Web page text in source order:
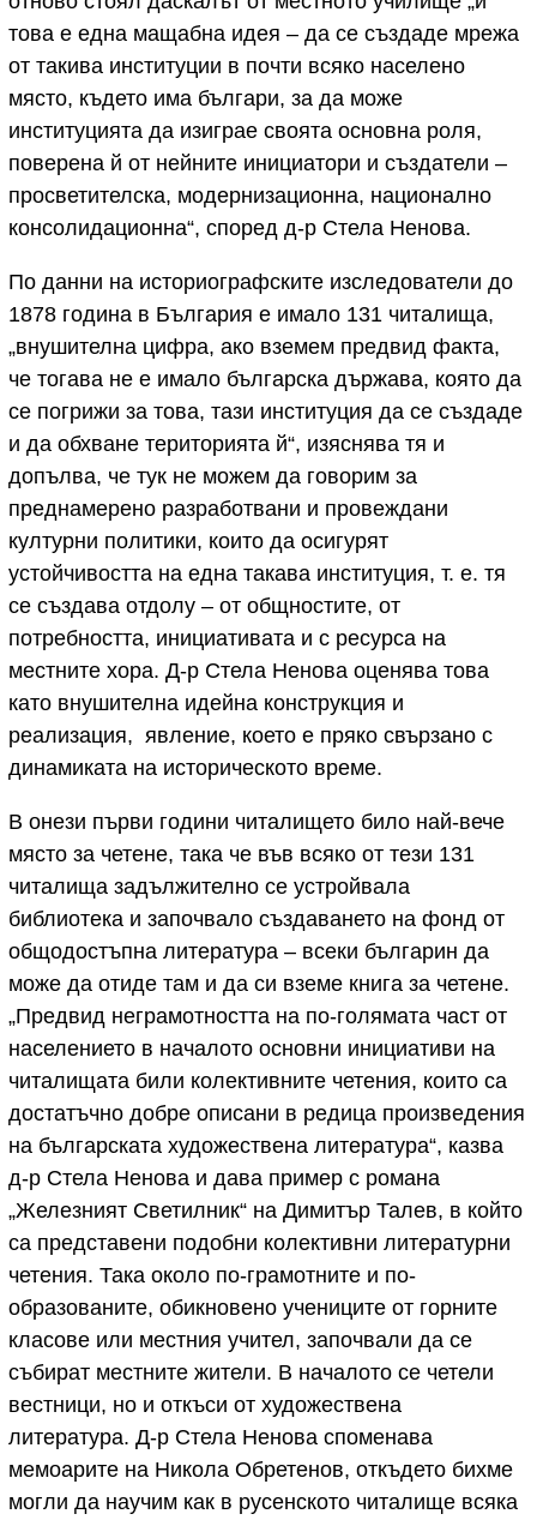
това е една мащабна идея – да се създаде мрежа
от такива институции в почти всяко населено
място, където има българи, за да може
институцията да изиграе своята основна роля,
поверена й от нейните инициатори и създатели –
просветителска, модернизационна, национално
консолидационна“, според д-р Стела Ненова.
По данни на историографските изследователи до
1878 година в България е имало 131 читалища,
„внушителна цифра, ако вземем предвид факта,
че тогава не е имало българска държава, която да
се погрижи за това, тази институция да се създаде
и да обхване територията й“, изяснява тя и
допълва, че тук не можем да говорим за
преднамерено разработвани и провеждани
културни политики, които да осигурят
устойчивостта на една такава институция, т. е. тя
се създава отдолу – от общностите, от
потребността, инициативата и с ресурса на
местните хора. Д-р Стела Ненова оценява това
като внушителна идейна конструкция и
реализация, явление, което е пряко свързано с
динамиката на историческото време.
В онези първи години читалището било най-вече
място за четене, така че във всяко от тези 131
читалища задължително се устройвала
библиотека и започвало създаването на фонд от
общодостъпна литература – всеки българин да
може да отиде там и да си вземе книга за четене.
„Предвид неграмотността на по-голямата част от
населението в началото основни инициативи на
читалищата били колективните четения, които са
достатъчно добре описани в редица произведения
на българската художествена литература“, казва
д-р Стела Ненова и дава пример с романа
„Железният Светилник“ на Димитър Талев, в който
са представени подобни колективни литературни
четения. Така около по-грамотните и по-
образованите, обикновено учениците от горните
класове или местния учител, започвали да се
събират местните жители. В началото се четели
вестници, но и откъси от художествена
литература. Д-р Стела Ненова споменава
мемоарите на Никола Обретенов, откъдето бихме
могли да научим как в русенското читалище всяка